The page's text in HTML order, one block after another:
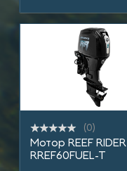
(0)
Мотор REEF RIDER
RREF60FUEL-T